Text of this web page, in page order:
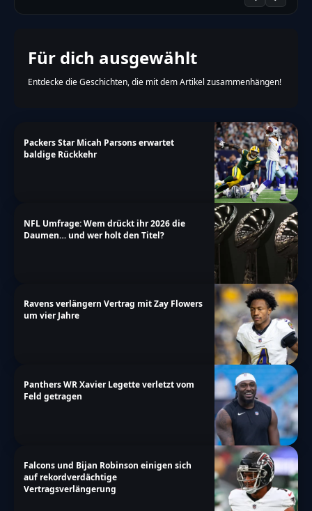
Für dich ausgewählt
Entdecke die Geschichten, die mit dem Artikel zusammenhängen!
Packers Star Micah Parsons erwartet
baldige Rückkehr
NFL Umfrage: Wem drückt ihr 2026 die
Daumen… und wer holt den Titel?
Ravens verlängern Vertrag mit Zay Flowers
um vier Jahre
Panthers WR Xavier Legette verletzt vom
Feld getragen
Falcons und Bijan Robinson einigen sich
auf rekordverdächtige
Vertragsverlängerung